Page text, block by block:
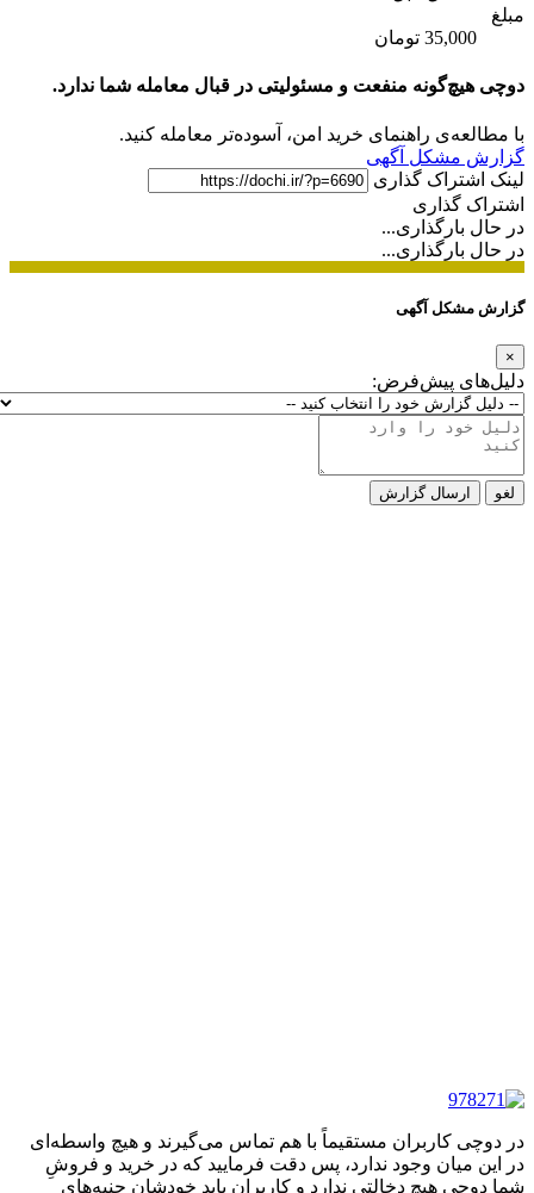
مبلغ
35,000 تومان
دوچی هیچ‌گونه منفعت و مسئولیتی در قبال معامله شما ندارد.
با مطالعه‌ی راهنمای خرید امن، آسوده‌تر معامله کنید.
گزارش مشکل آگهی
لینک اشتراک گذاری
اشتراک گذاری
در حال بارگذاری...
در حال بارگذاری...
گزارش مشکل آگهی
×
دلیل‌های پیش‌فرض:
لغو ارسال گزارش
در دوچی کاربران مستقیماً با هم تماس می‌گیرند و هیچ واسطه‌ای
در این میان وجود ندارد، پس دقت فرمایید که در خرید و فروشِ
شما دوچی هیچ دخالتی ندارد و کاربران باید خودشان جنبه‌های